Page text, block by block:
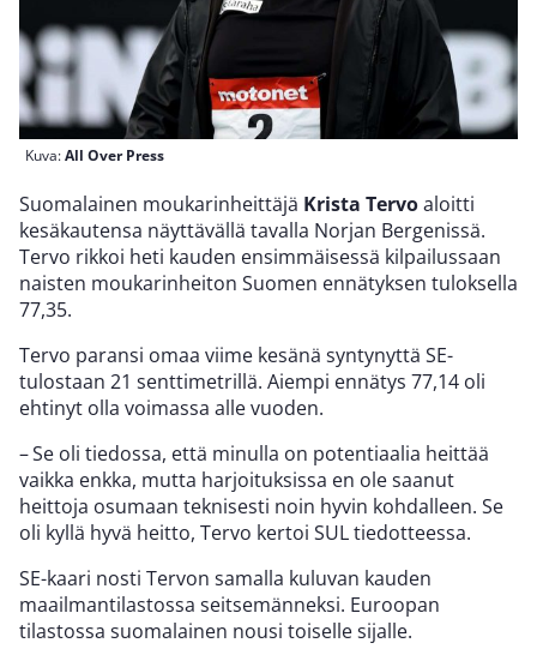
Kuva:All Over Press
Suomalainen moukarinheittäjä Krista Tervoaloitti
kesäkautensa näyttävällä tavalla Norjan Bergenissä.
Tervo rikkoi heti kauden ensimmäisessä kilpailussaan
naisten moukarinheiton Suomen ennätyksen tuloksella
77,35.
Tervo paransi omaa viime kesänä syntynyttä SE-
tulostaan 21 senttimetrillä. Aiempi ennätys 77,14 oli
ehtinyt olla voimassa alle vuoden.
– Se oli tiedossa, että minulla on potentiaalia heittää
vaikka enkka, mutta harjoituksissa en ole saanut
heittoja osumaan teknisesti noin hyvin kohdalleen. Se
oli kyllä hyvä heitto, Tervo kertoi SUL tiedotteessa.
SE-kaari nosti Tervon samalla kuluvan kauden
maailmantilastossa seitsemänneksi. Euroopan
tilastossa suomalainen nousi toiselle sijalle.